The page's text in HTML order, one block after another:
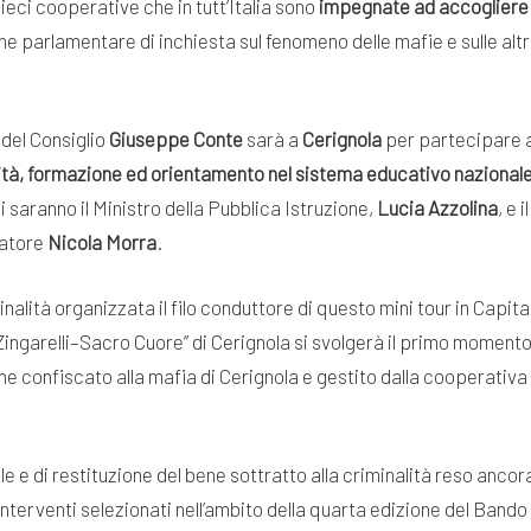
cooperative che in tutt’Italia sono impegnate ad
parlamentare di inchiesta sul fenomeno delle mafie e sulle
Consiglio Giuseppe Conte sarà a Cerignola per partecipare
formazione ed orientamento nel sistema educativo
il Ministro della Pubblica Istruzione, Lucia Azzolina, e
Nicola Morra.
organizzata il filo conduttore di questo mini tour in
Cuore” di Cerignola si svolgerà il primo
confiscato alla mafia di Cerignola e gestito dalla
e di restituzione del bene sottratto alla criminalità reso
selezionati nell’ambito della quarta edizione del